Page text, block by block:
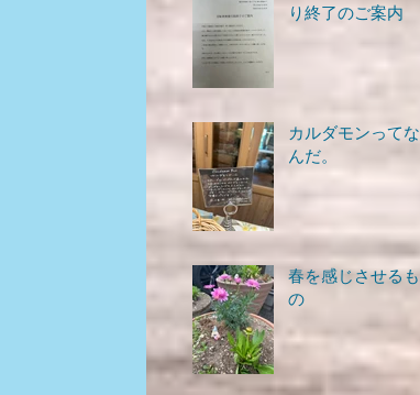
り終了のご案内
カルダモンってな
んだ。
春を感じさせるも
の